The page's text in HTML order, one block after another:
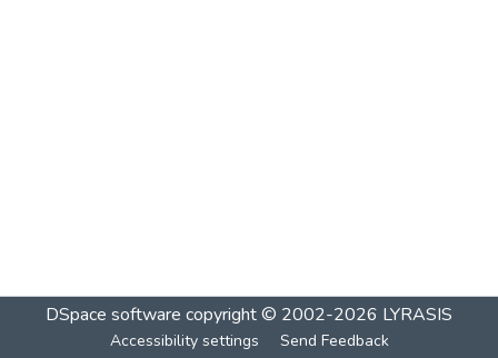
DSpace software copyright © 2002-2026 LYRASIS
Accessibility settings Send Feedback